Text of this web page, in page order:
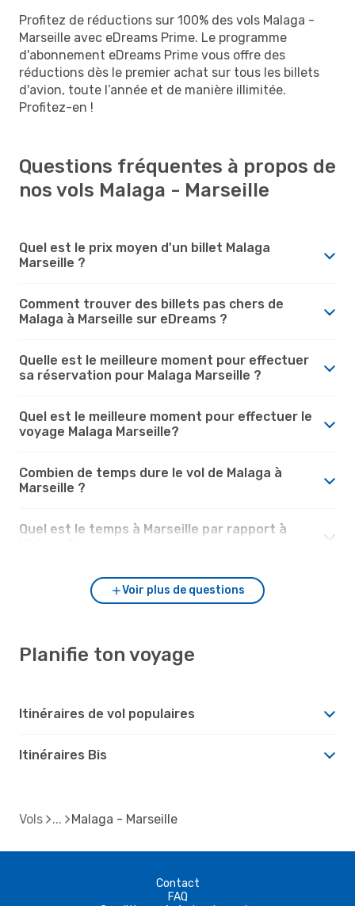
Profitez de réductions sur 100% des vols Malaga -
Marseille avec eDreams Prime. Le programme
d'abonnement eDreams Prime vous offre des
réductions dès le premier achat sur tous les billets
d'avion, toute l’année et de manière illimitée.
Profitez-en !
Questions fréquentes à propos de
nos vols Malaga - Marseille
Quel est le prix moyen d'un billet Malaga
Marseille ?
Comment trouver des billets pas chers de
Malaga à Marseille sur eDreams ?
Quelle est le meilleure moment pour effectuer
sa réservation pour Malaga Marseille ?
Quel est le meilleure moment pour effectuer le
voyage Malaga Marseille?
Combien de temps dure le vol de Malaga à
Marseille ?
Quel est le temps à Marseille par rapport à
Voir plus de questions
Planifie ton voyage
Itinéraires de vol populaires
Itinéraires Bis
Vols Malaga - Marseille
Contact
FAQ